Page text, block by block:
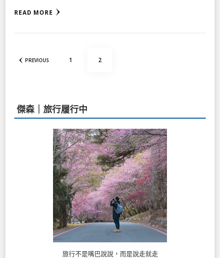
READ MORE
章 PREVIOUS PAGE
1 PAGE
2
傑森｜旅行履行中
旅行不是嘴巴說說，而是說走就走